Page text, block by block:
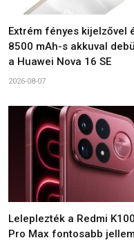
Extrém fényes kijelzővel
8500 mAh-s akkuval
a Huawei Nova 16 SE
2026-08-07
Leleplezték a Redmi K100
Pro Max fontosabb